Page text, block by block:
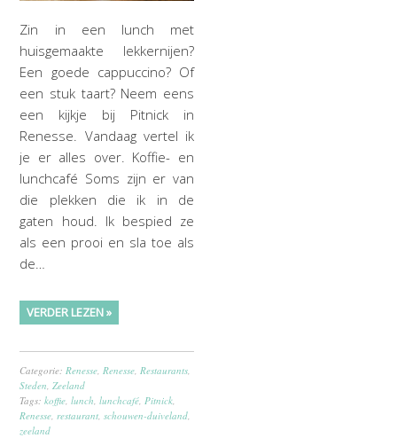
Zin in een lunch met
huisgemaakte lekkernijen?
Een goede cappuccino? Of
een stuk taart? Neem eens
een kijkje bij Pitnick in
Renesse. Vandaag vertel ik
je er alles over. Koffie- en
lunchcafé Soms zijn er van
die plekken die ik in de
gaten houd. Ik bespied ze
als een prooi en sla toe als
de…
VERDER LEZEN »
Categorie: Renesse Renesse Restaurants
Steden Zeeland
Tags:koffie ,lunch ,lunchcafé Pitnick
Renesse restaurant ,schouwen-duiveland
zeeland